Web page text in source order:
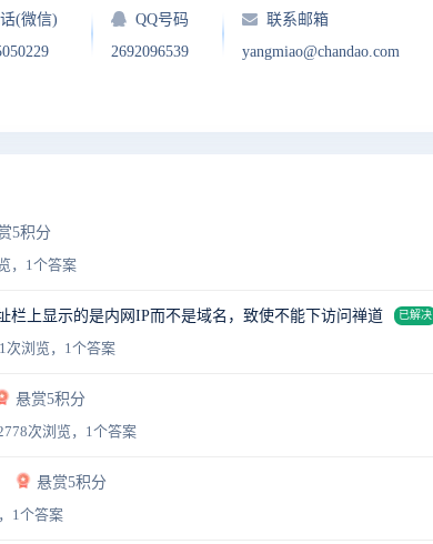
(微信)
QQ号码
2692096539
联系邮箱
yangmiao@chandao.com
5积分
，1个答案
栏上显示的是内网IP而不是域名，致使不能下访问禅道 已解决
次浏览，1个答案
悬赏5积分
次浏览，1个答案
悬赏5积分
1个答案